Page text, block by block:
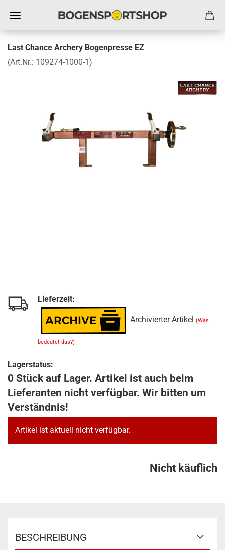
Last Chance Archery Bogenpresse EZ
(Art.Nr.: 109274-1000-1)
Lieferzeit:
Archivierter Artikel (Was
bedeutet das?)
Lagerstatus:
0 Stück auf Lager. Artikel ist auch beim
Lieferanten nicht verfügbar. Wir bitten um
Verständnis!
Artikel ist aktuell nicht verfügbar.
Nicht käuflich
BESCHREIBUNG